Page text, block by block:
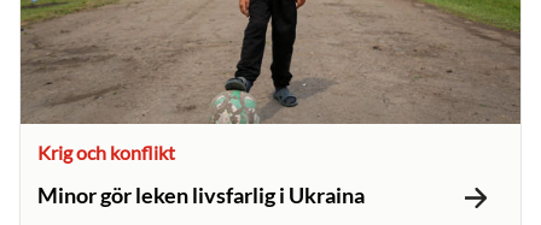
Krig och konflikt
Minor gör leken livsfarlig i Ukraina